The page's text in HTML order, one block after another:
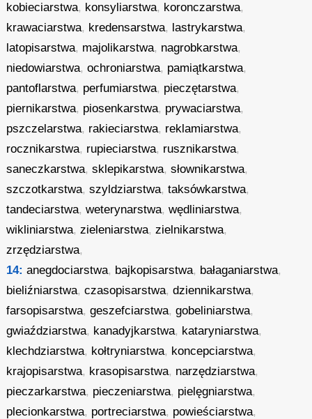
kobieciarstwa, konsyliarstwa, koronczarstwa,
krawaciarstwa, kredensarstwa, lastrykarstwa,
latopisarstwa, majolikarstwa, nagrobkarstwa,
niedowiarstwa,ochroniarstwa, pamiątkarstwa,
pantoflarstwa, perfumiarstwa, pieczętarstwa,
piernikarstwa, piosenkarstwa, prywaciarstwa,
pszczelarstwa, rakieciarstwa, reklamiarstwa,
rocznikarstwa, rupieciarstwa, rusznikarstwa,
saneczkarstwa,sklepikarstwa,słownikarstwa,
szczotkarstwa,szyldziarstwa,taksówkarstwa,
tandeciarstwa,weterynarstwa,wędliniarstwa,
wikliniarstwa,zieleniarstwa,zielnikarstwa,
zrzędziarstwa,
14: anegdociarstwa, bajkopisarstwa, bałaganiarstwa,
bieliźniarstwa,czasopisarstwa,dziennikarstwa,
farsopisarstwa,geszefciarstwa,gobeliniarstwa,
gwiaździarstwa, kanadyjkarstwa, kataryniarstwa,
klechdziarstwa, kołtryniarstwa, koncepciarstwa,
krajopisarstwa, krasopisarstwa, narzędziarstwa,
pieczarkarstwa, pieczeniarstwa, pielęgniarstwa,
plecionkarstwa, portreciarstwa, powieściarstwa,